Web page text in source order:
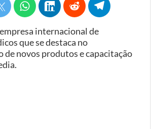
internacional de
que se destaca no
de novos produtos e capacitação